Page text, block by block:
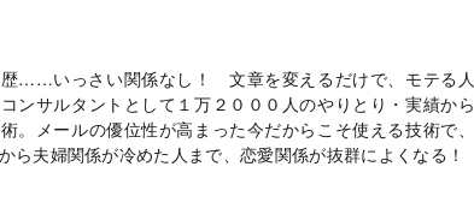
……いっさい関係なし！ 文章を変えるだけで、モテる人
ンサルタントとして１万２０００人のやりとり・実績から
。メールの優位性が高まった今だからこそ使える技術で、
ら夫婦関係が冷めた人まで、恋愛関係が抜群によくなる！